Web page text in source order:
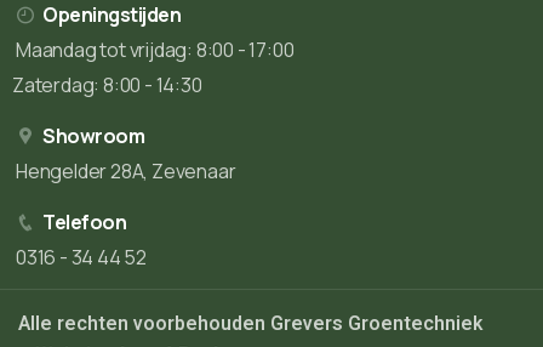
Openingstijden
Maandag tot vrijdag: 8:00 - 17:00
Zaterdag: 8:00 - 14:30
Showroom
Hengelder 28A, Zevenaar
Telefoon
0316 - 34 44 52
Alle rechten voorbehouden Grevers Groentechniek